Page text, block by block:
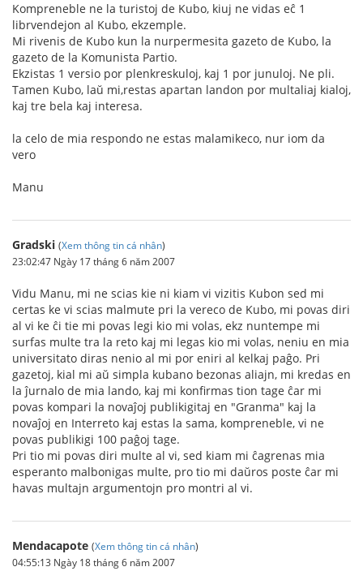
Kompreneble ne la turistoj de Kubo, kiuj ne vidas eĉ 1
librvendejon al Kubo, ekzemple.
Mi rivenis de Kubo kun la nurpermesita gazeto de Kubo, la
gazeto de la Komunista Partio.
Ekzistas 1 versio por plenkreskuloj, kaj 1 por junuloj. Ne pli.
Tamen Kubo, laŭ mi,restas apartan landon por multaliaj kialoj,
kaj tre bela kaj interesa.
la celo de mia respondo ne estas malamikeco, nur iom da
vero
Manu
Gradski (Xem thông tin cá nhân)
23:02:47 Ngày 17 tháng 6 năm 2007
Vidu Manu, mi ne scias kie ni kiam vi vizitis Kubon sed mi
certas ke vi scias malmute pri la vereco de Kubo, mi povas diri
al vi ke ĉi tie mi povas legi kio mi volas, ekz nuntempe mi
surfas multe tra la reto kaj mi legas kio mi volas, neniu en mia
universitato diras nenio al mi por eniri al kelkaj paĝo. Pri
gazetoj, kial mi aŭ simpla kubano bezonas aliajn, mi kredas en
la ĵurnalo de mia lando, kaj mi konfirmas tion tage ĉar mi
povas kompari la novaĵoj publikigitaj en "Granma" kaj la
novaĵoj en Interreto kaj estas la sama, kompreneble, vi ne
povas publikigi 100 paĝoj tage.
Pri tio mi povas diri multe al vi, sed kiam mi ĉagrenas mia
esperanto malbonigas multe, pro tio mi daŭros poste ĉar mi
havas multajn argumentojn pro montri al vi.
Mendacapote (Xem thông tin cá nhân)
04:55:13 Ngày 18 tháng 6 năm 2007